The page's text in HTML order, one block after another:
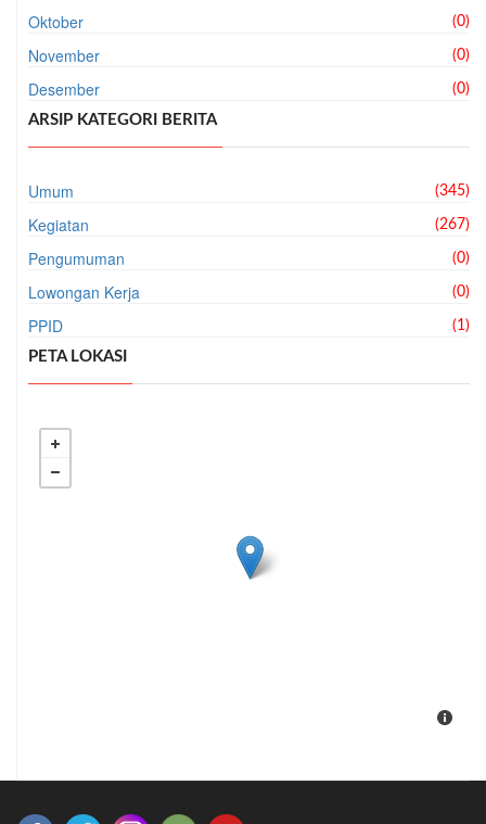
Oktober (0)
November (0)
Desember (0)
ARSIP KATEGORI BERITA
Umum (345)
Kegiatan (267)
Pengumuman (0)
Lowongan Kerja (0)
PPID (1)
PETA LOKASI